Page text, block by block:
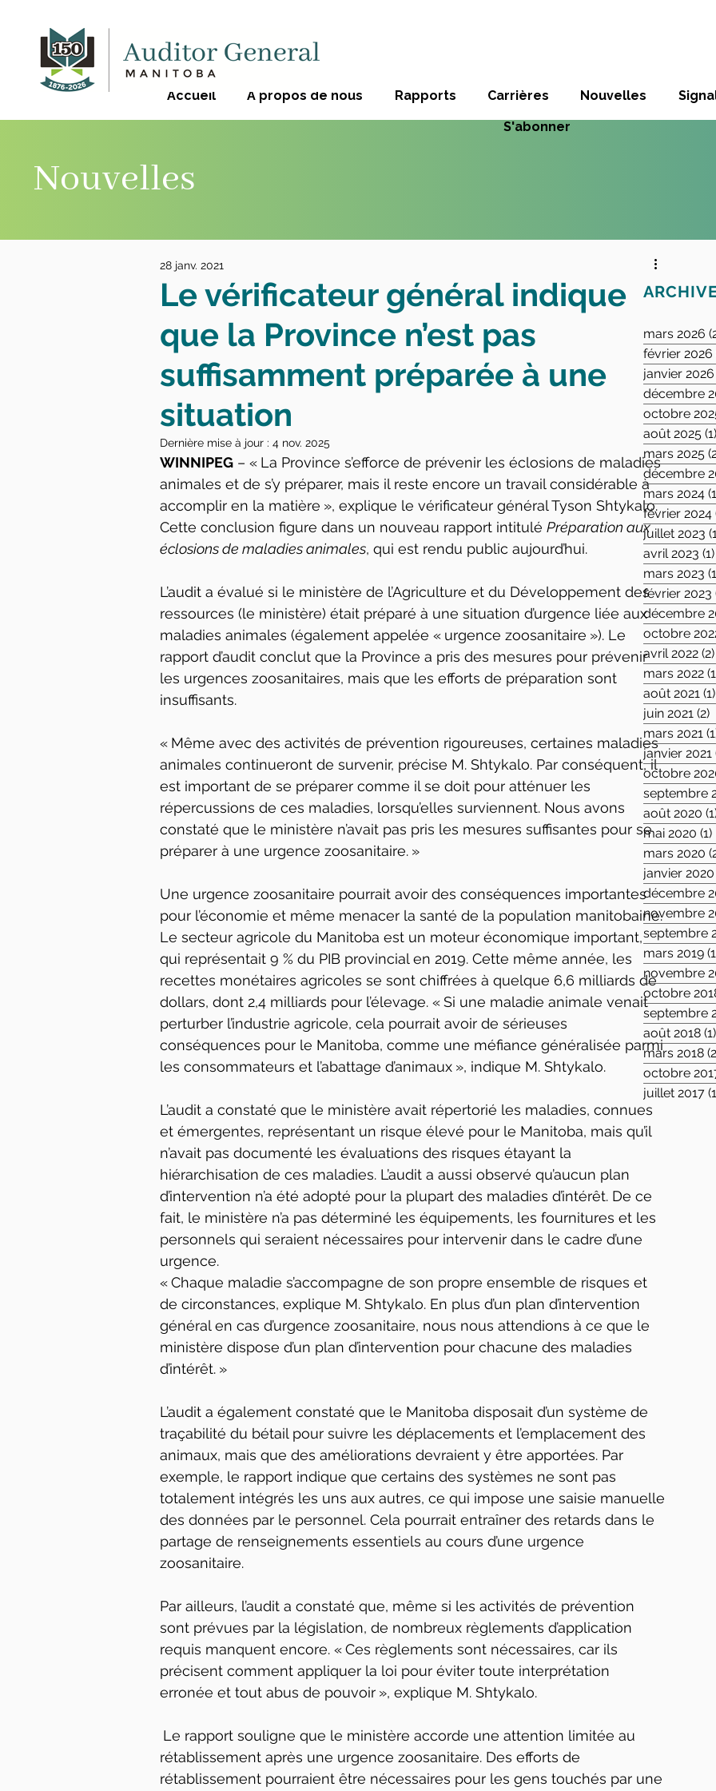
Accueil À propos de nous Rapports Carrières Nouvelles
S'abonner
Nouvelles
Le vérificateur général indique
que la Province n’est pas
suffisamment préparée à une
situation
28 janv. 2021
Dernière mise à jour :4 nov. 2025
WINNIPEG – « La Province s’efforce de prévenir les éclosions de maladies
animales et de s’y préparer, mais il reste encore un travail considérable à
accomplir en la matière », explique le vérificateur général Tyson Shtykalo.
Cette conclusion figure dans un nouveau rapport intitulé Préparation aux
éclosions de maladies animales, qui est rendu public aujourd’hui.
L’audit a évalué si le ministère de l’Agriculture et du Développement des
ressources (le ministère) était préparé à une situation d’urgence liée aux
maladies animales (également appelée « urgence zoosanitaire »). Le
rapport d’audit conclut que la Province a pris des mesures pour prévenir
les urgences zoosanitaires, mais que les efforts de préparation sont
insuffisants.
« Même avec des activités de prévention rigoureuses, certaines maladies
animales continueront de survenir, précise M. Shtykalo. Par conséquent, il
est important de se préparer comme il se doit pour atténuer les
répercussions de ces maladies, lorsqu’elles surviennent. Nous avons
constaté que le ministère n’avait pas pris les mesures suffisantes pour se
préparer à une urgence zoosanitaire. »
Une urgence zoosanitaire pourrait avoir des conséquences importantes
pour l’économie et même menacer la santé de la population manitobaine.
Le secteur agricole du Manitoba est un moteur économique important,
qui représentait 9 % du PIB provincial en 2019. Cette même année, les
recettes monétaires agricoles se sont chiffrées à quelque 6,6 milliards de
dollars, dont 2,4 milliards pour l’élevage. « Si une maladie animale venait
perturber l’industrie agricole, cela pourrait avoir de sérieuses
conséquences pour le Manitoba, comme une méfiance généralisée parmi
les consommateurs et l’abattage d’animaux », indique M. Shtykalo.
L’audit a constaté que le ministère avait répertorié les maladies, connues
et émergentes, représentant un risque élevé pour le Manitoba, mais qu’il
n’avait pas documenté les évaluations des risques étayant la
hiérarchisation de ces maladies. L’audit a aussi observé qu’aucun plan
d’intervention n’a été adopté pour la plupart des maladies d’intérêt. De ce
fait, le ministère n’a pas déterminé les équipements, les fournitures et les
personnels qui seraient nécessaires pour intervenir dans le cadre d’une
urgence.
« Chaque maladie s’accompagne de son propre ensemble de risques et
de circonstances, explique M. Shtykalo. En plus d’un plan d’intervention
général en cas d’urgence zoosanitaire, nous nous attendions à ce que le
ministère dispose d’un plan d’intervention pour chacune des maladies
d’intérêt. »
L’audit a également constaté que le Manitoba disposait d’un système de
traçabilité du bétail pour suivre les déplacements et l’emplacement des
animaux, mais que des améliorations devraient y être apportées. Par
exemple, le rapport indique que certains des systèmes ne sont pas
totalement intégrés les uns aux autres, ce qui impose une saisie manuelle
des données par le personnel. Cela pourrait entraîner des retards dans le
partage de renseignements essentiels au cours d’une urgence
zoosanitaire.
Par ailleurs, l’audit a constaté que, même si les activités de prévention
sont prévues par la législation, de nombreux règlements d’application
requis manquent encore. « Ces règlements sont nécessaires, car ils
précisent comment appliquer la loi pour éviter toute interprétation
erronée et tout abus de pouvoir », explique M. Shtykalo.
Le rapport souligne que le ministère accorde une attention limitée au
rétablissement après une urgence zoosanitaire. Des efforts de
rétablissement pourraient être nécessaires pour les gens touchés par une
mars 2026
février 2026
janvier 2026
décembre
octobre
août 2025 (1)
mars 2025
décembre
mars 2024
février 2024
juillet 2023
avril 2023 (1)
mars 2023
février 2023
décembre
octobre
avril 2022 (2)
mars 2022
août 2021 (1)
juin 2021 (2)
mars 2021
janvier 2021
octobre
septembre
août 2020
mai 2020 (1)
mars 2020
janvier 2020
décembre
novembre
septembre
mars 2019
novembre
octobre
septembre
août 2018 (1)
mars 2018
octobre
juillet 2017